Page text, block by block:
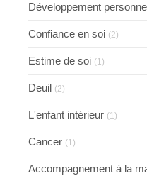
Développement
Confiance en soi (2)
Estime de soi (1)
Deuil (2)
L'enfant intérieur (1)
Cancer (1)
Accompagnement à la